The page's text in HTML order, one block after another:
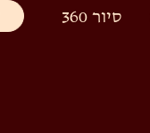
סיור 360